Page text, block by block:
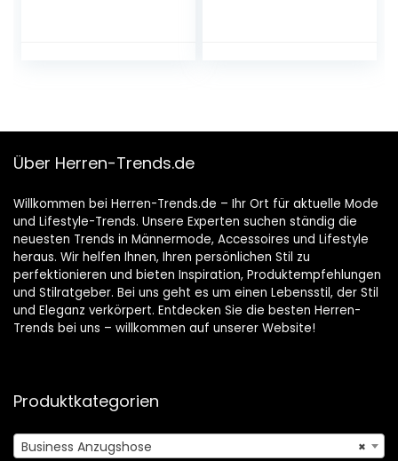
Bequeme
Über Herren-Trends.de
Willkommen bei Herren-Trends.de – Ihr Ort für aktuelle Mode
und Lifestyle-Trends. Unsere Experten suchen ständig die
neuesten Trends in Männermode, Accessoires und Lifestyle
heraus. Wir helfen Ihnen, Ihren persönlichen Stil zu
perfektionieren und bieten Inspiration, Produktempfehlungen
und Stilratgeber. Bei uns geht es um einen Lebensstil, der Stil
und Eleganz verkörpert. Entdecken Sie die besten Herren-
Trends bei uns – willkommen auf unserer Website!
Produktkategorien
×
Business Anzugshose